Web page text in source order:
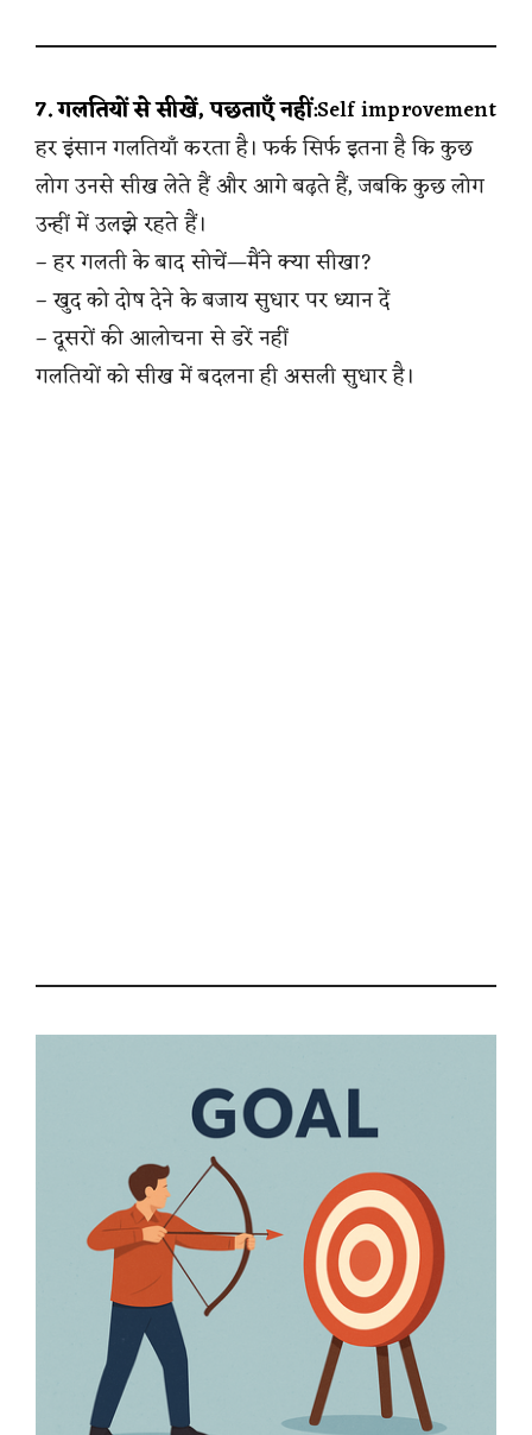
7. गलतियों से सीखें, पछताएँ नहीं:Self improvement
हर इंसान गलतियाँ करता है। फर्क सिर्फ इतना है कि कुछ
लोग उनसे सीख लेते हैं और आगे बढ़ते हैं, जबकि कुछ लोग
उन्हीं में उलझे रहते हैं।
– हर गलती के बाद सोचें—मैंने क्या सीखा?
– खुद को दोष देने के बजाय सुधार पर ध्यान दें
– दूसरों की आलोचना से डरें नहीं
गलतियों को सीख में बदलना ही असली सुधार है।